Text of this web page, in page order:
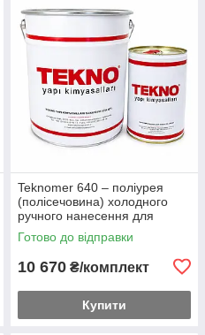
Teknomer 640 – поліурея
(полісечовина) холодного
ручного нанесення для
безшовної гідроізоляції
покрівель, терас і
Готово до відправки
10 670 ₴/комплект
Купити